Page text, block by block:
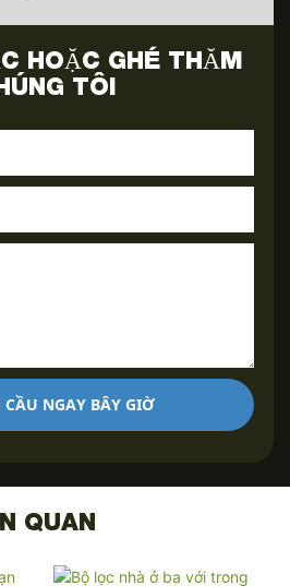
HOẶC GHÉ THĂM
TÔI
CẦU NGAY BÂY GIỜ
QUAN